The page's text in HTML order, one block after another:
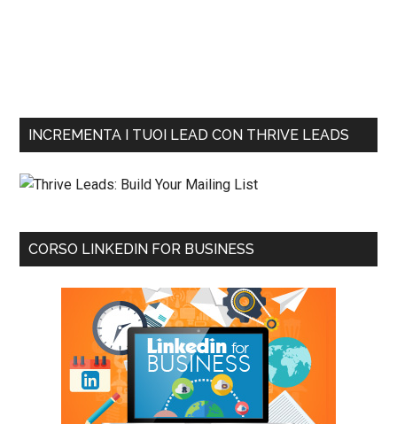
INCREMENTA I TUOI LEAD CON THRIVE LEADS
CORSO LINKEDIN FOR BUSINESS